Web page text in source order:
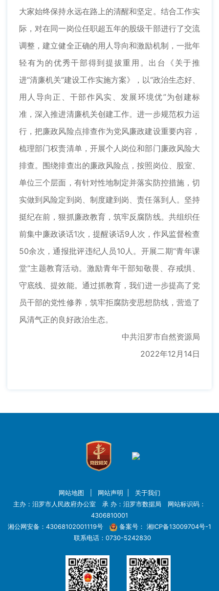
大家始终保持永远在路上的清醒和坚定。结合工作实
际，对在同一岗位任职超五年的股级干部进行了交流
调整，建立健全正确的用人导向和激励机制，一批年
轻有为的优秀干部得到提拔重用。出台《关于推
进“清廉机关”建设工作实施方案》，以“政治生态好、
用人导向正、干部作风实、发展环境优”为创建标
准，深入推进清廉机关创建工作。进一步规范权力运
行，把廉政风险点排查作为党风廉政建设重要内容，
梳理部门权责清单，开展个人岗位和部门廉政风险大
排查。围绕排查出的廉政风险点，按照岗位、股室、
单位三个层面，有针对性地制定并落实防控措施，切
实做到风险定到岗、制度建到岗、责任落到人。坚持
挺纪在前，狠抓廉政教育，筑牢反腐防线。共组织任
前集中廉政谈话1次，提醒谈话9人次，作风监督检查
50余次，通报批评违纪人员10人。开展二期“青年课
堂”主题教育活动。激励青年干部知敬畏、存戒惧、
守底线、提效能。通过抓教育，我们进一步提高了党
员干部的党性修养，筑牢拒腐防变思想防线，营造了
风清气正的良好政治生态。
中共汨罗市自然资源局
2022年12月14日
网站地图 网站声明
关于我们
主办：汨罗市人民政府办公室 承 办：汨罗市数据局 网站标识码：
4306810001
湘公网安备：43068102001119号
备案号： 湘ICP备13009704号-1
联系电话：0730-5242830